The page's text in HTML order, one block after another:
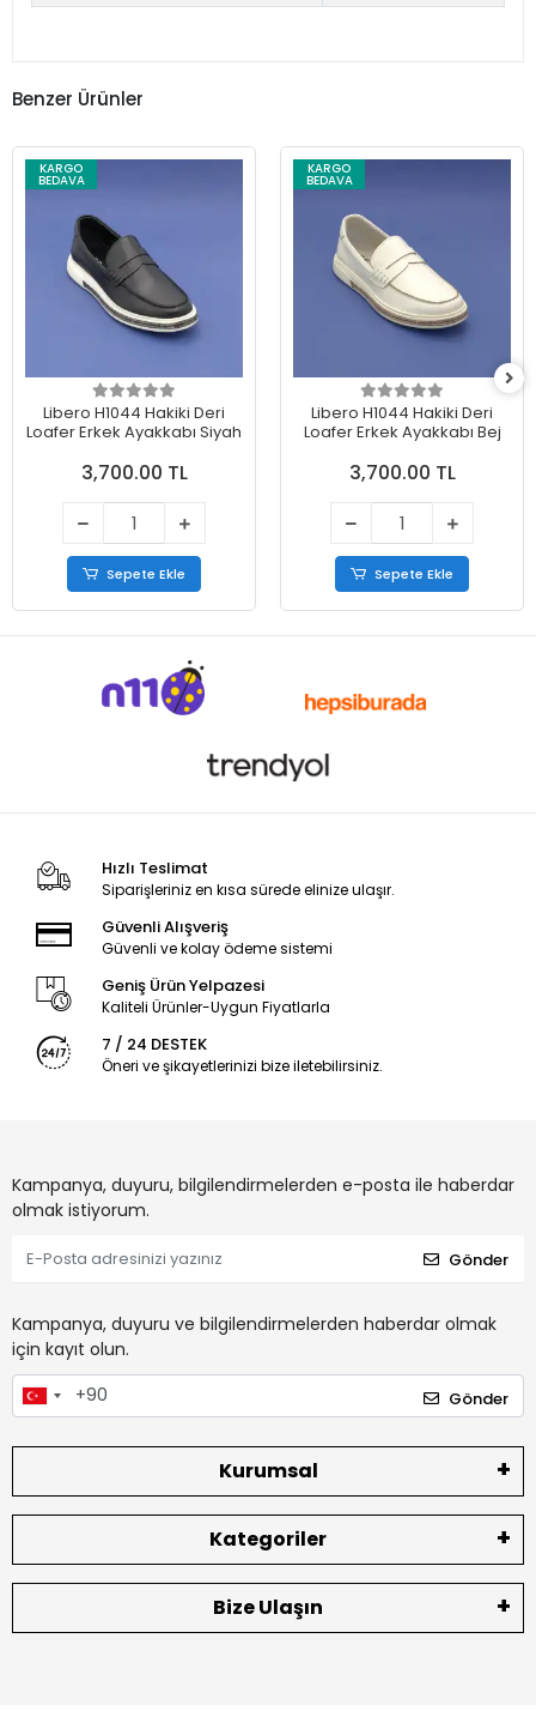
Benzer Ürünler
KARGO
BEDAVA
Libero H1044 Hakiki Deri
Loafer Erkek Ayakkabı Siyah
3,700.00 TL
Sepete Ekle
KARGO
BEDAVA
Libero H1044 Hakiki Deri
Loafer Erkek Ayakkabı Bej
3,700.00 TL
Sepete Ekle
Hızlı Teslimat
Siparişleriniz en kısa sürede elinize ulaşır.
Güvenli Alışveriş
Güvenli ve kolay ödeme sistemi
Geniş Ürün Yelpazesi
Kaliteli Ürünler-Uygun Fiyatlarla
7 / 24 DESTEK
Öneri ve şikayetlerinizi bize iletebilirsiniz.
Kampanya, duyuru, bilgilendirmelerden e-posta ile haberdar
olmak istiyorum.
Gönder
Kampanya, duyuru ve bilgilendirmelerden haberdar olmak
için kayıt olun.
Gönder
Kurumsal
Kategoriler
Bize Ulaşın